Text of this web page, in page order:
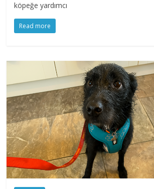
köpeğe yardımcı
Read more